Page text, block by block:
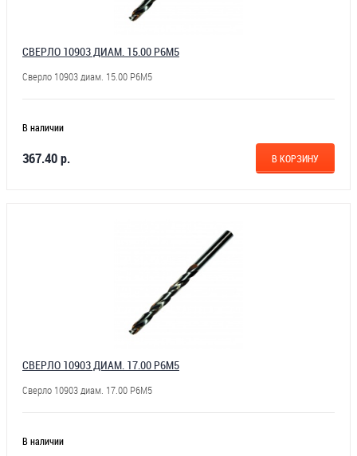
СВЕРЛО 10903 ДИАМ. 15.00 Р6М5
Сверло 10903 диам. 15.00 Р6М5
В наличии
367.40 р. В КОРЗИНУ
СВЕРЛО 10903 ДИАМ. 17.00 Р6М5
Сверло 10903 диам. 17.00 Р6М5
В наличии